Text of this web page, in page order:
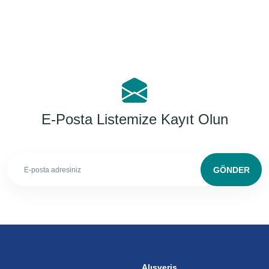
E-Posta Listemize Kayıt Olun
GÖNDER